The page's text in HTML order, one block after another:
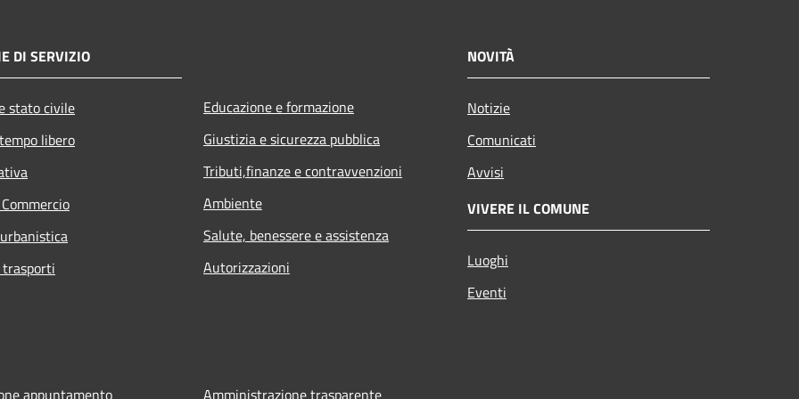
DI SERVIZIO
stato civile
libero
Educazione e formazione
Giustizia e sicurezza pubblica
Tributi,finanze e contravvenzioni
Ambiente
Salute, benessere e assistenza
Autorizzazioni
NOVITÀ
Notizie
Comunicati
Avvisi
VIVERE IL COMUNE
Luoghi
Eventi
appuntamento Amministrazione trasparente